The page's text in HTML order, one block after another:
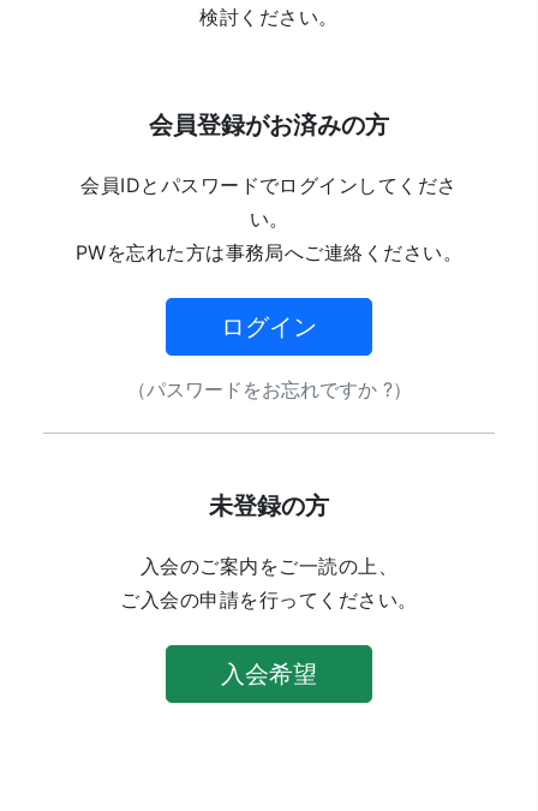
検討ください。
会員登録がお済みの方
会員IDとパスワードでログインしてくださ
い。
PWを忘れた方は事務局へご連絡ください。
ログイン
（パスワードをお忘れですか ?）
未登録の方
入会のご案内をご一読の上、
ご入会の申請を行ってください。
入会希望